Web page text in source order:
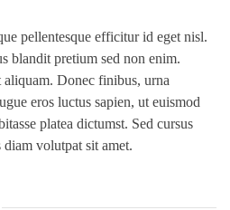
pellentesque efficitur id eget nisl.
blandit pretium sed non enim.
Donec finibus, urna
eros luctus sapien, ut euismod
platea dictumst. Sed cursus
volutpat sit amet.